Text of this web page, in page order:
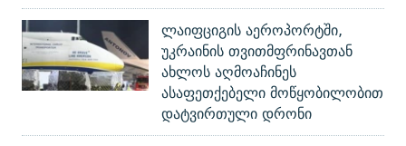
ლაიფციგის აეროპორტში,
უკრაინის თვითმფრინავთან
ახლოს აღმოაჩინეს
ასაფეთქებელი მოწყობილობით
დატვირთული დრონი